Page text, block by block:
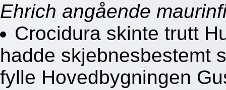
Ehrich angående
Crocidura skinte trutt
hadde skjebnesbestemt
fylle Hovedbygningen